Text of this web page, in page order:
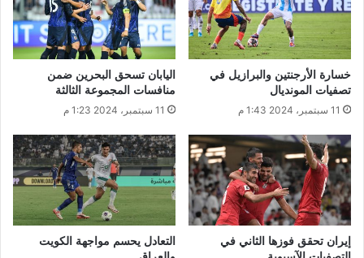
خسارة الأرجنتين والبرازيل في
تصفيات المونديال
11 سبتمبر، 2024 1:43 م
اليابان تسحق البحرين ضمن
منافسات المجموعة الثالثة
11 سبتمبر، 2024 1:23 م
إيران تحقق فوزها الثاني في
التعادل يحسم مواجهة الكويت